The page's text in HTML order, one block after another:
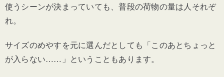
使うシーンが決まっていても、普段の荷物の量は人それぞ
れ。
サイズのめやすを元に選んだとしても「このあとちょっと
が入らない……」ということもあります。